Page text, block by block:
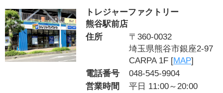
トレジャーファクトリー
熊谷駅前店
住所
〒360-0032
埼玉県熊谷市銀座2-97
CARPA 1F [MAP]
電話番号
048-545-9904
営業時間
平日 11:00～20:00